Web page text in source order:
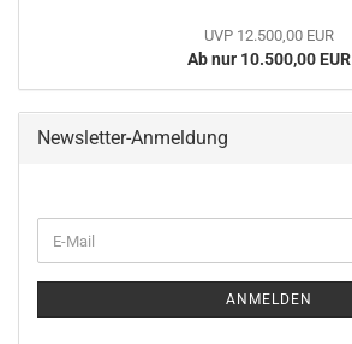
UVP 12.500,00 EUR
Ab nur 10.500,00 EUR
Newsletter-Anmeldung
ZUR
E-
Mail
ANMELDEN